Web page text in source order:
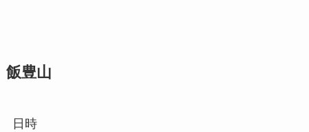
飯豊山
日時